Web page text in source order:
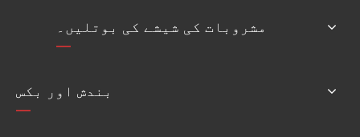
مشروبات کی شیشے کی بوتلیں۔
بندش اور بکس